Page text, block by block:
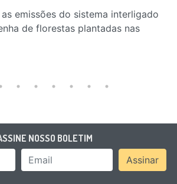
emissões do sistema interligado
de florestas plantadas nas
NOSSO BOLETIM
Email AddressAssinar